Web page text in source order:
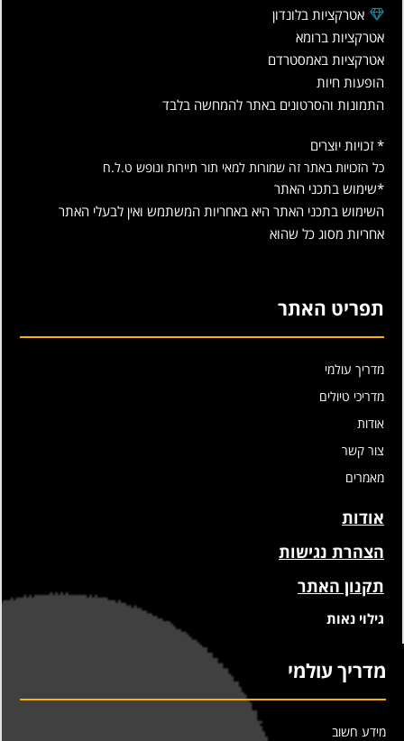
אטרקציות בלונדון
אטרקציות ברומא
אטרקציות באמסטרדם
הופעות חיות
התמונות והסרטונים באתר להמחשה בלבד
* זכויות יוצרים
כל הזכויות באתר זה שמורות למאי תור תיירות ונופש ט.ל.ח
*שימוש בתכני האתר
השימוש בתכני האתר היא באחריות המשתמש ואין לבעלי האתר
אחריות מסוג כל שהוא
תפריט האתר
מדריך עולמי
מדריכי טיולים
אודות
צור קשר
מאמרים
אודות
הצהרת נגישות
תקנון האתר
גילוי נאות
מדריך עולמי
מידע חשוב